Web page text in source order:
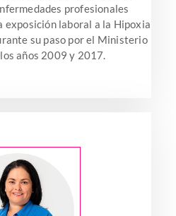
profesionales
exposición laboral a la Hipoxia
su paso por el Ministerio
años 2009 y 2017.